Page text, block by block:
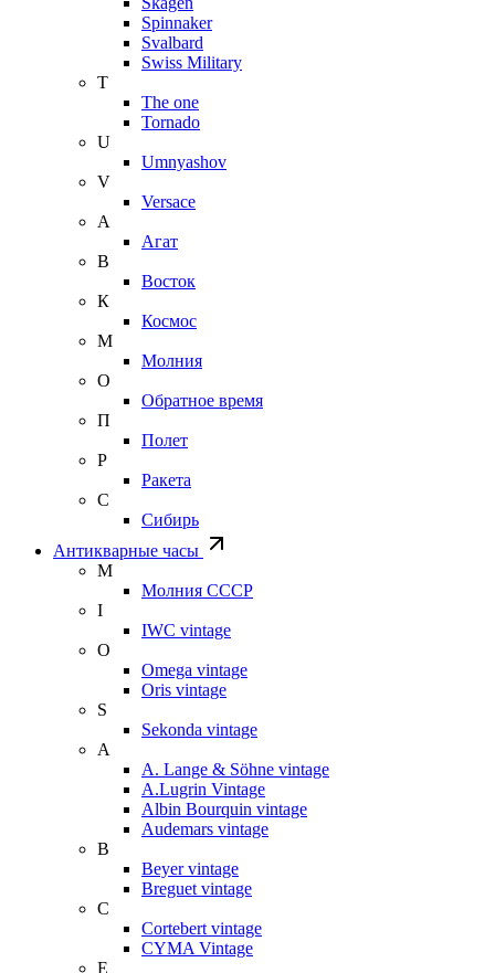
Spinnaker
Svalbard
Swiss Military
T
The one
Tornado
U
Umnyashov
V
Versace
А
Агат
В
Восток
К
Космос
М
Молния
О
Обратное время
П
Полет
Р
Ракета
С
Сибирь
Антикварные часы
М
Молния СССР
I
IWC vintage
O
Omega vintage
Oris vintage
S
Sekonda vintage
A
A. Lange & Söhne vintage
A.Lugrin Vintage
Albin Bourquin vintage
Audemars vintage
B
Beyer vintage
Breguet vintage
C
Cortebert vintage
CYMA Vintage
E